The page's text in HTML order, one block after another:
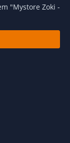
"Mystore Zoki -